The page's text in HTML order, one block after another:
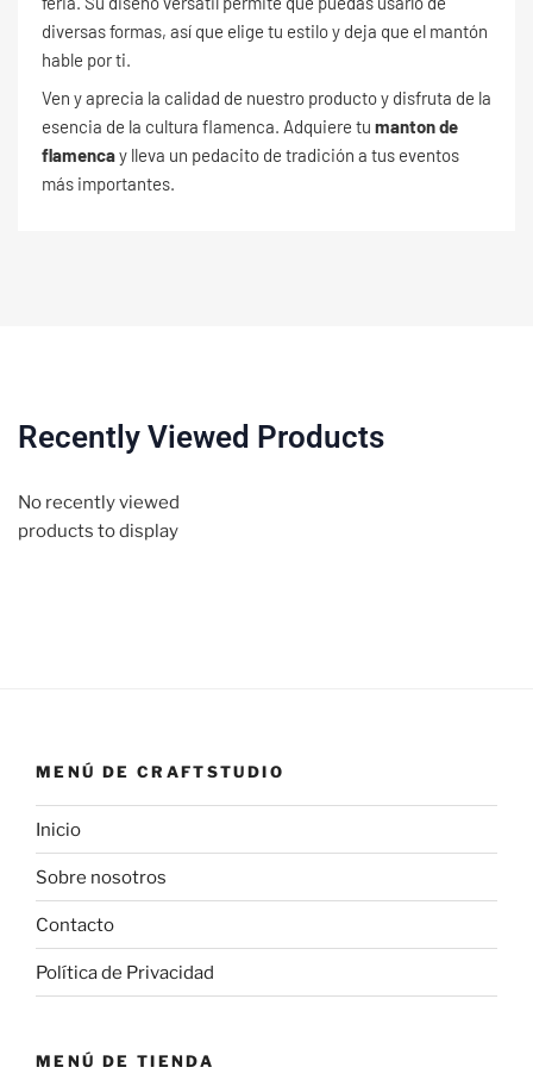
diversas formas, así que elige tu estilo y deja que el mantón
hable por ti.
Ven y aprecia la calidad de nuestro producto y disfruta de la
esencia de la cultura flamenca. Adquiere tu manton de
flamencay lleva un pedacito de tradición a tus eventos
más importantes.
Recently Viewed Products
No recently viewed
products to display
MENÚ DE CRAFTSTUDIO
Inicio
Sobre nosotros
Contacto
Política de Privacidad
MENÚ DE TIENDA